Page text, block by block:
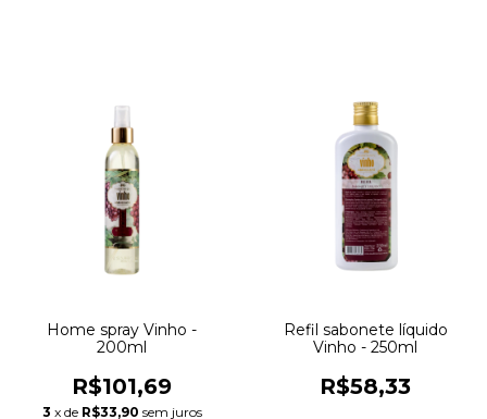
Home spray Vinho -
200ml
R$101,69
3 x de R$33,90 sem juros
Refil sabonete líquido
Vinho - 250ml
R$58,33